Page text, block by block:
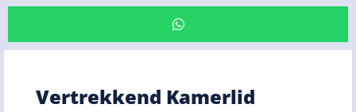
Vertrekkend Kamerlid